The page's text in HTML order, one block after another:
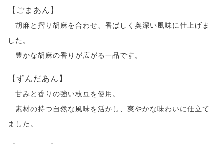
【ごまあん】
胡麻と摺り胡麻を合わせ、香ばしく奥深い風味に仕上げま
した。
豊かな胡麻の香りが広がる一品です。
【ずんだあん】
甘みと香りの強い枝豆を使用。
素材の持つ自然な風味を活かし、爽やかな味わいに仕立て
ました。